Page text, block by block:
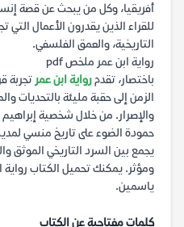
أفريقيا، وكل من يبحث عن قصة
للقراء الذين يقدرون الأعمال
التاريخية، والعمق الفلسفي.
رواية ابن عمر ملخص pdf
باختصار، تقدمرواية ابن عمر تجربة
الزمن إلى حقبة مليئة بالتحديات
والإصرار. من خلال شخصية
حمودة الضوء على تاريخ منسي
يجمع بين السرد التاريخي الموثق
ياسمين.
كلمات مفتاحية عن الكتاب